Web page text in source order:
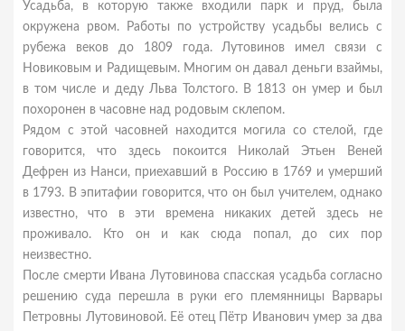
Усадьба, в которую также входили парк и пруд, была
окружена рвом. Работы по устройству усадьбы велись с
рубежа веков до 1809 года. Лутовинов имел связи с
Новиковым и Радищевым. Многим он давал деньги взаймы,
в том числе и деду Льва Толстого. В 1813 он умер и был
похоронен в часовне над родовым склепом.
Рядом с этой часовней находится могила со стелой, где
говорится, что здесь покоится Николай Этьен Веней
Дефрен из Нанси, приехавший в Россию в 1769 и умерший
в 1793. В эпитафии говорится, что он был учителем, однако
известно, что в эти времена никаких детей здесь не
проживало. Кто он и как сюда попал, до сих пор
неизвестно.
После смерти Ивана Лутовинова спасская усадьба согласно
решению суда перешла в руки его племянницы Варвары
Петровны Лутовиновой. Её отец Пётр Иванович умер за два